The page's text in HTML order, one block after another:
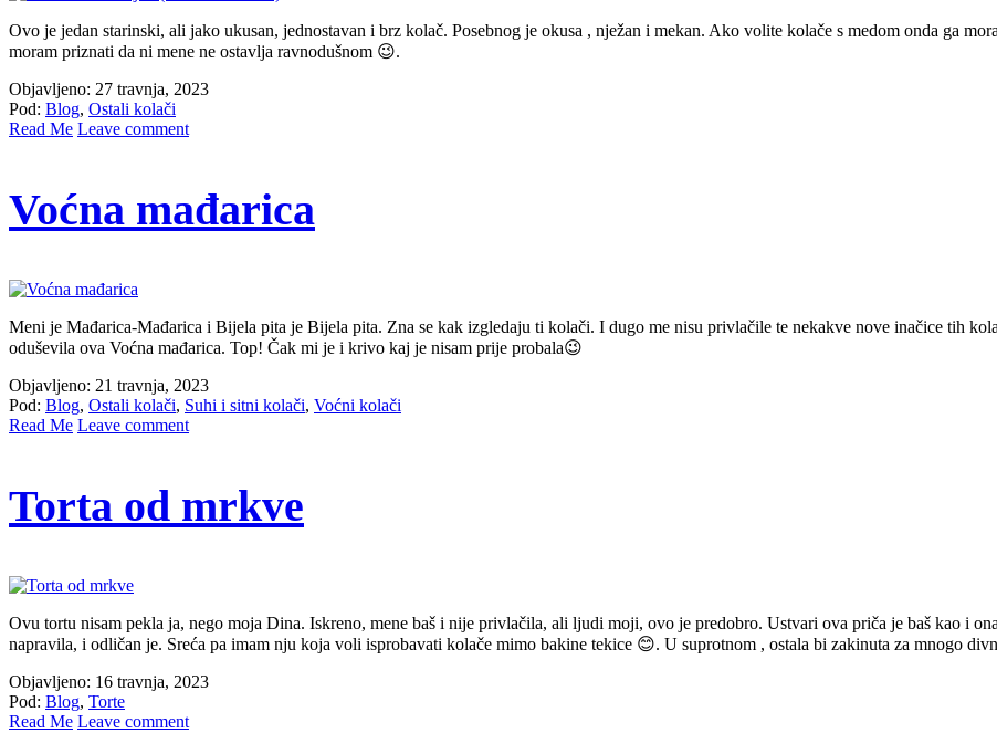
Ovo je jedan starinski, ali jako ukusan, jednostavan i brz kolač. Posebnog je okusa , nježan i mekan. Ako volite kolače s medom onda ga
moram priznati da ni mene ne ostavlja ravnodušnom 😉.
Objavljeno: 27 travnja, 2023
Pod: Blog, Ostali kolači
Read Me Leave comment
Voćna mađarica
Meni je Mađarica-Mađarica i Bijela pita je Bijela pita. Zna se kak izgledaju ti kolači. I dugo me nisu privlačile te nekakve nove inačice tih
oduševila ova Voćna mađarica. Top! Čak mi je i krivo kaj je nisam prije probala😉
Objavljeno: 21 travnja, 2023
Pod: Blog, Ostali kolači, Suhi i sitni kolači, Voćni kolači
Read Me Leave comment
Torta od mrkve
Ovu tortu nisam pekla ja, nego moja Dina. Iskreno, mene baš i nije privlačila, ali ljudi moji, ovo je predobro. Ustvari ova priča je baš kao i
napravila, i odličan je. Sreća pa imam nju koja voli isprobavati kolače mimo bakine tekice 😊. U suprotnom , ostala bi zakinuta za mnogo
Objavljeno: 16 travnja, 2023
Pod: Blog, Torte
Read Me Leave comment